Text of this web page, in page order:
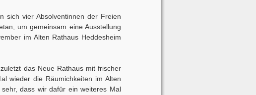
sich vier Absolventinnen der Freien
um gemeinsam eine Ausstellung
im Alten Rathaus Heddesheim
das Neue Rathaus mit frischer
wieder die Räumichkeiten im Alten
dass wir dafür ein weiteres Mal